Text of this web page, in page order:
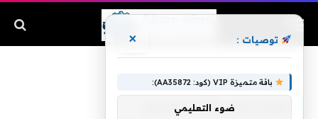
رجيم سالي فؤاد السريع
توصيات : ×
باقة متميزة VIP (كود: AA35872):
ضوء التعليمي